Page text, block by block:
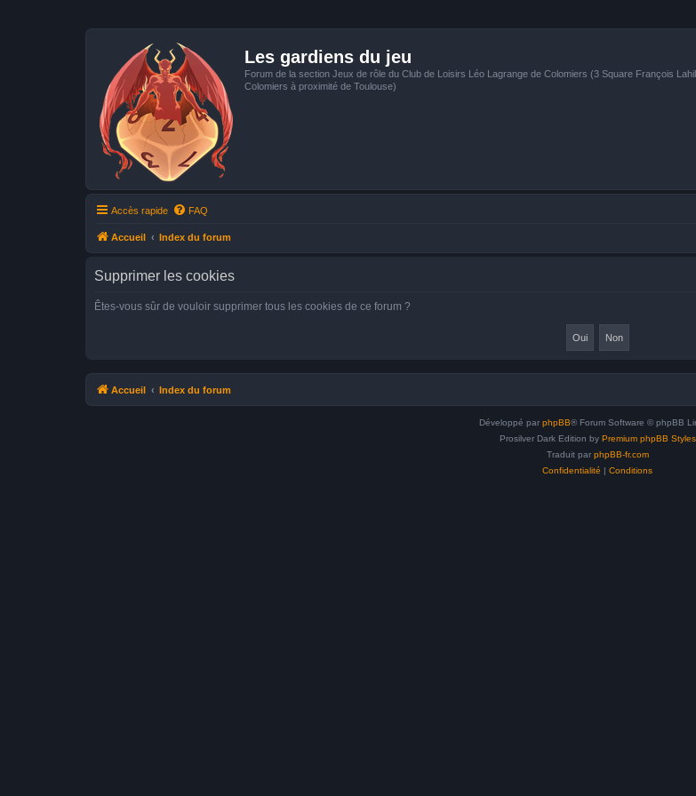
Les gardiens du jeu
Forum de la section Jeux de rôle du Club de Loisirs Léo Lagrange de Colomiers (3 Square François
Colomiers à proximité de Toulouse)
Accès rapide FAQ
Accueil Index du forum
Supprimer les cookies
Êtes-vous sûr de vouloir supprimer tous les cookies de ce forum ?
Accueil Index du forum
Développé par phpBB® Forum Software © phpBB
Prosilver Dark Edition by Premium phpBB Styles
Traduit par phpBB-fr.com
Confidentialité | Conditions